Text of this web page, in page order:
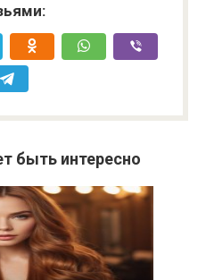
быть интересно